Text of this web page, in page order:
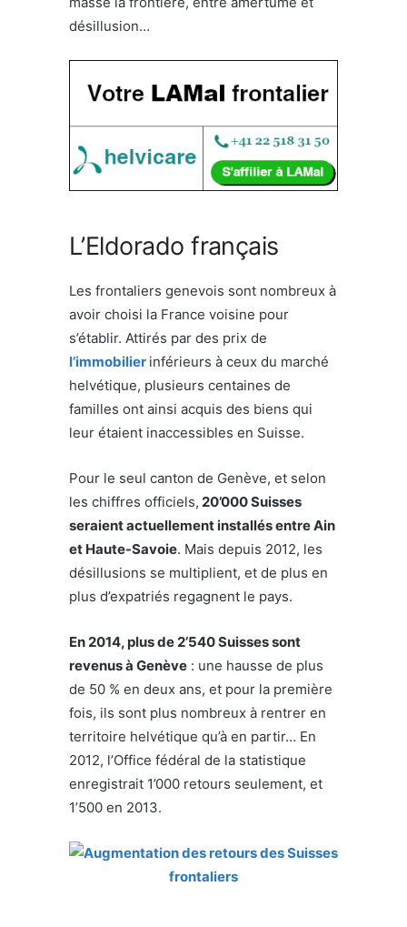
désillusion…
L’Eldorado français
Les frontaliers genevois sont nombreux à
avoir choisi la France voisine pour
s’établir. Attirés par des prix de
l’immobilier inférieurs à ceux du marché
helvétique, plusieurs centaines de
familles ont ainsi acquis des biens qui
leur étaient inaccessibles en Suisse.
Pour le seul canton de Genève, et selon
les chiffres officiels, 20’000 Suisses
seraient actuellement installés entre Ain
et Haute-Savoie. Mais depuis 2012, les
désillusions se multiplient, et de plus en
plus d’expatriés regagnent le pays.
En 2014, plus de 2’540 Suisses sont
revenus à Genève : une hausse de plus
de 50 % en deux ans, et pour la première
fois, ils sont plus nombreux à rentrer en
territoire helvétique qu’à en partir… En
2012, l’Office fédéral de la statistique
enregistrait 1’000 retours seulement, et
1’500 en 2013.